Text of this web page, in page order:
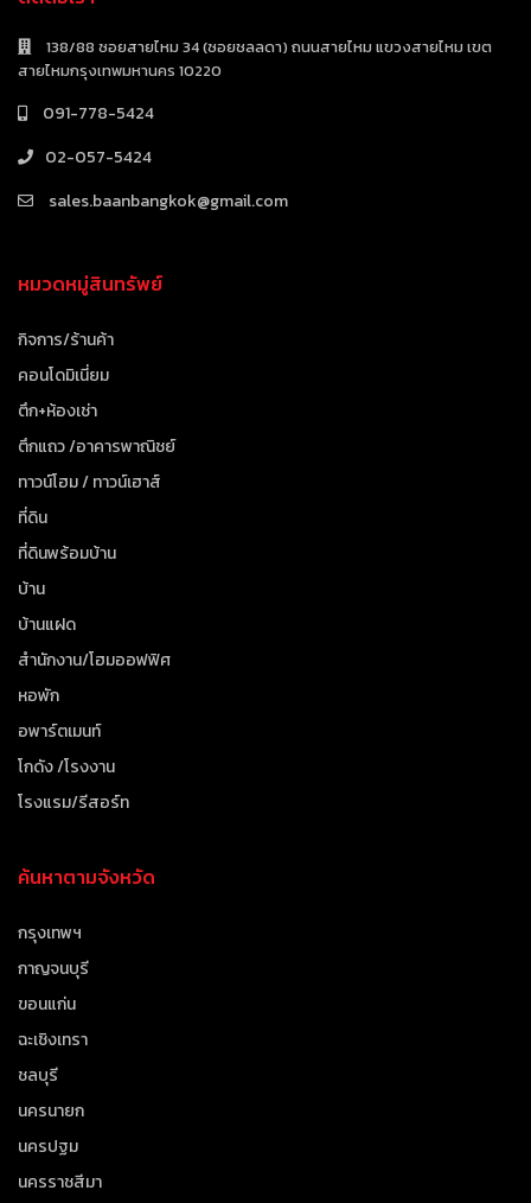
138/88 ซอยสายไหม 34 (ซอยชลลดา) ถนนสายไหม แขวงสายไหม เขต
สายไหมกรุงเทพมหานคร 10220
091-778-5424
02-057-5424
sales.baanbangkok@gmail.com
หมวดหมู่สินทรัพย์
กิจการ/ร้านค้า
คอนโดมิเนี่ยม
ตึก+ห้องเช่า
ตึกแถว /อาคารพาณิชย์
ทาวน์โฮม / ทาวน์เฮาส์
ที่ดิน
ที่ดินพร้อมบ้าน
บ้าน
บ้านแฝด
สำนักงาน/โฮมออฟฟิศ
หอพัก
อพาร์ตเมนท์
โกดัง /โรงงาน
โรงแรม/รีสอร์ท
ค้นหาตามจังหวัด
กรุงเทพฯ
กาญจนบุรี
ขอนแก่น
ฉะเชิงเทรา
ชลบุรี
นครนายก
นครปฐม
นครราชสีมา